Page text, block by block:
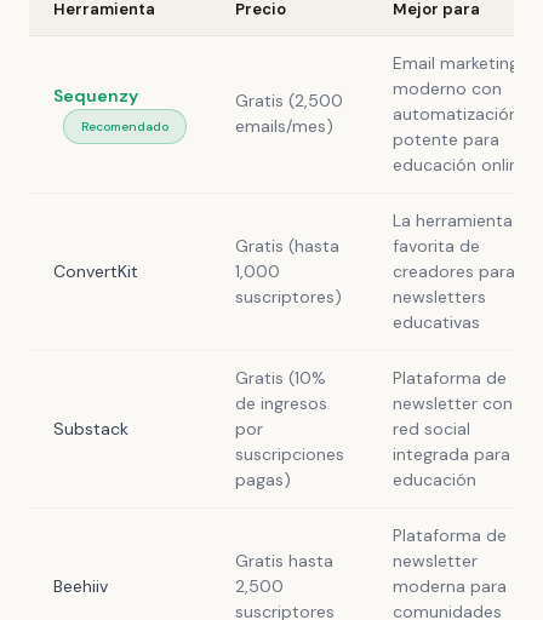
Herramienta Precio Mejor para
Sequenzy
Recomendado
Gratis (2,500
emails/mes)
Email marketing
moderno con
automatización
potente para
educación online
ConvertKit
Gratis (hasta
1,000
suscriptores)
La herramienta
favorita de
creadores para
newsletters
educativas
Substack
Gratis (10%
de ingresos
por
suscripciones
pagas)
Plataforma de
newsletter con
red social
integrada para
educación
Beehiiv
Gratis hasta
2,500
suscriptores
Plataforma de
newsletter
moderna para
comunidades